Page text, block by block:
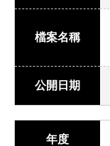
檔案名稱
公開日期
年度